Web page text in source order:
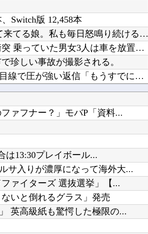
Switch版 12,458本
4年生になってから、色々問題が出て来てる娘。私も毎日怒鳴り続けるのに疲れて体調崩し...
【鹿児島】 突然右折し路面電車と衝突 乗っていた男女3人は車を放置しダッシュで逃走中
珍しい事故が撮影される。
にじさんじ「緑仙」大炎上！上から目線で圧が強い返信「もうすでに歌ってる」埋もれてる曲を救い...
【悲報】 佳子さま、あやうく「おパンツ」がお見えになってしまうｗｗｗｗｗ
丈夫かこれ…
かわいくなる（※画像あり）
Powered by livedoor 相互RSS
ァフナー？」モバP「資料...
は13:30プレイボール...
サ入りが濃厚になって海外大...
ァイターズ 選抜選挙」【...
いと倒れるグラス」発売
英高級紙も驚愕した極限の...